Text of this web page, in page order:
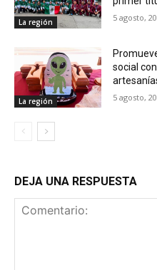
La región 5 agosto,
La región
social
5 agosto,
DEJA UNA RESPUESTA